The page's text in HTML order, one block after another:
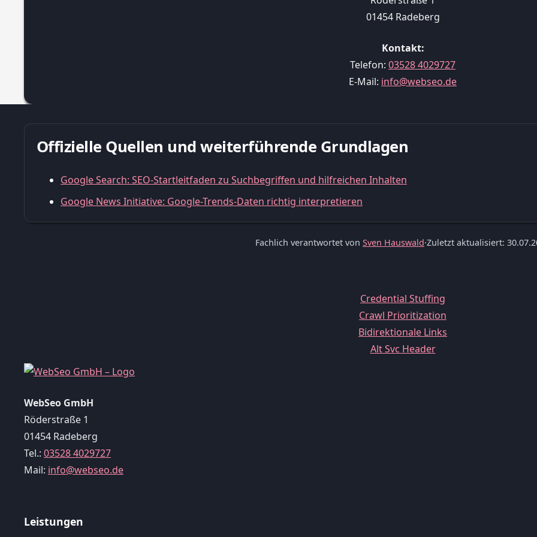
01454 Radeberg
Kontakt:
Telefon: 03528 4029727
E-Mail: info@webseo.de
Offizielle Quellen und weiterführende Grundlagen
Google Search: SEO-Startleitfaden zu Suchbegriffen und hilfreichen Inhalten
Google News Initiative: Google-Trends-Daten richtig interpretieren
Fachlich verantwortet von Sven Hauswald·Zuletzt aktualisiert:
Credential Stuffing
Crawl Prioritization
Bidirektionale Links
Alt Svc Header
WebSeo GmbH
Röderstraße 1
01454 Radeberg
Tel.: 03528 4029727
Mail: info@webseo.de
Leistungen